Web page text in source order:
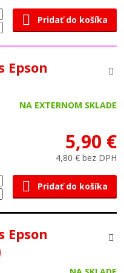
Pridať do košíka
Epson
NA EXTERNOM SKLADE
5,90 €
4,80 € bez DPH
Pridať do košíka
Epson